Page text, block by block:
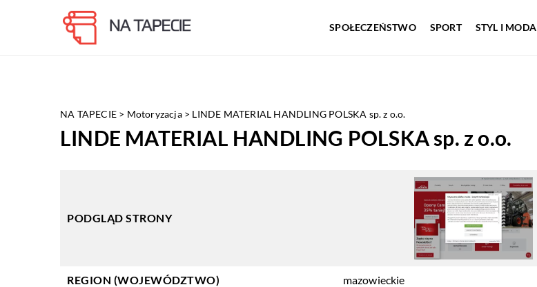
SPOŁECZEŃSTWO SPORT STYL I MODA
NA TAPECIE > Motoryzacja> LINDE MATERIAL HANDLING POLSKA sp. z o.o.
LINDE MATERIAL HANDLING POLSKA sp. z o.o.
PODGLĄD STRONY
REGION (WOJEWÓDZTWO) mazowieckie